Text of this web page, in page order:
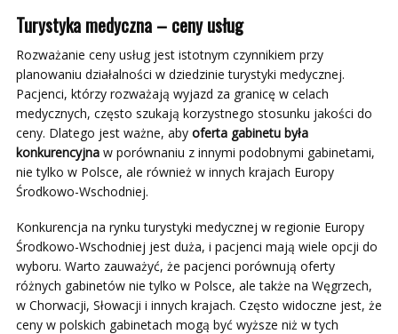
Turystyka medyczna – ceny usług
Rozważanie ceny usług jest istotnym czynnikiem przy
planowaniu działalności w dziedzinie turystyki medycznej.
Pacjenci, którzy rozważają wyjazd za granicę w celach
medycznych, często szukają korzystnego stosunku jakości do
ceny. Dlatego jest ważne, aby oferta gabinetu była
konkurencyjna w porównaniu z innymi podobnymi gabinetami,
nie tylko w Polsce, ale również w innych krajach Europy
Środkowo-Wschodniej.
Konkurencja na rynku turystyki medycznej w regionie Europy
Środkowo-Wschodniej jest duża, i pacjenci mają wiele opcji do
wyboru. Warto zauważyć, że pacjenci porównują oferty
różnych gabinetów nie tylko w Polsce, ale także na Węgrzech,
w Chorwacji, Słowacji i innych krajach. Często widoczne jest, że
ceny w polskich gabinetach mogą być wyższe niż w tych